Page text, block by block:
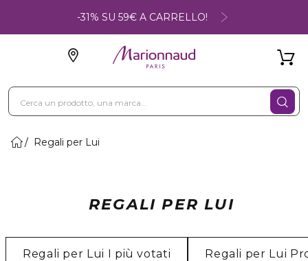
-31% SU 59€ A CARRELLO!
Regali per Lui
REGALI PER LUI
Regali per Lui I più votati Regali per Lui